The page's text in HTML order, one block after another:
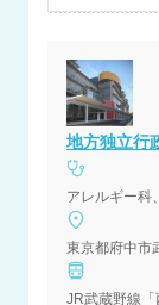
地方独立行
東京都府中市